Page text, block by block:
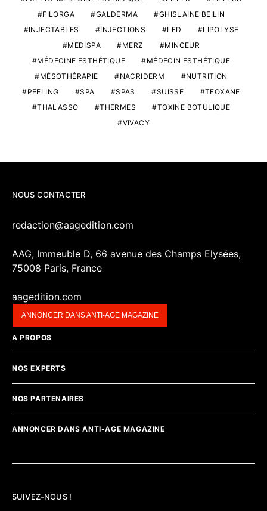
FILORGA
GALDERMA
GHISLAINE BEILIN
INJECTABLES
INJECTIONS LED
LIPOLYSE
MEDISPA
MERZ
MINCEUR
MÉDECINE ESTHÉTIQUE
MÉDECIN ESTHÉTIQUE
MÉSOTHÉRAPIE
NACRIDERM
NUTRITION
PEELING
SPA SPAS SUISSE
TEOXANE
THALASSO
THERMES
TOXINE BOTULIQUE
VIVACY
NOUS CONTACTER
redaction@aagedition.com
AAG, Immeuble D, 66 avenue des Champs Elysées,
75008 Paris, France
aagedition.com
ANNONCER DANS ANTI-AGE MAGAZINE
A PROPOS
NOS EXPERTS
NOS PARTENAIRES
ANNONCER DANS ANTI-AGE MAGAZINE
SUIVEZ-NOUS !